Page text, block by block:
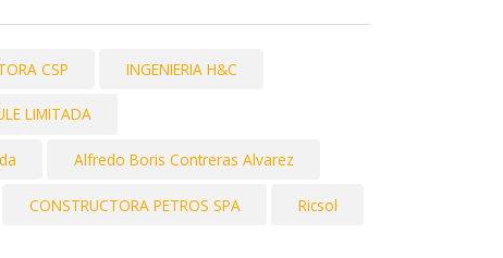
CSP INGENIERIA H&C
LIMITADA
Alfredo Boris Contreras Alvarez
CONSTRUCTORA PETROS SPA Ricsol